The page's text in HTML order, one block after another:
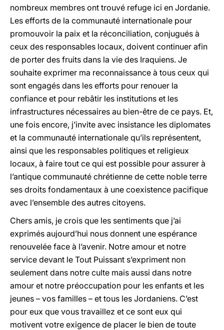
nombreux membres ont trouvé refuge ici en Jordanie.
Les efforts de la communauté internationale pour
promouvoir la paix et la réconciliation, conjugués à
ceux des responsables locaux, doivent continuer afin
de porter des fruits dans la vie des Iraquiens. Je
souhaite exprimer ma reconnaissance à tous ceux qui
sont engagés dans les efforts pour renouer la
confiance et pour rebâtir les institutions et les
infrastructures nécessaires au bien-être de ce pays. Et,
une fois encore, j’invite avec insistance les diplomates
et la communauté internationale qu’ils représentent,
ainsi que les responsables politiques et religieux
locaux, à faire tout ce qui est possible pour assurer à
l’antique communauté chrétienne de cette noble terre
ses droits fondamentaux à une coexistence pacifique
avec l’ensemble des autres citoyens.
Chers amis, je crois que les sentiments que j’ai
exprimés aujourd’hui nous donnent une espérance
renouvelée face à l’avenir. Notre amour et notre
service devant le Tout Puissant s’expriment non
seulement dans notre culte mais aussi dans notre
amour et notre préoccupation pour les enfants et les
jeunes – vos familles – et tous les Jordaniens. C’est
pour eux que vous travaillez et ce sont eux qui
motivent votre exigence de placer le bien de toute